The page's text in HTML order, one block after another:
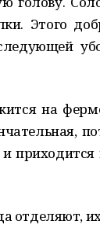
Этого
на
приходится
отделяют,